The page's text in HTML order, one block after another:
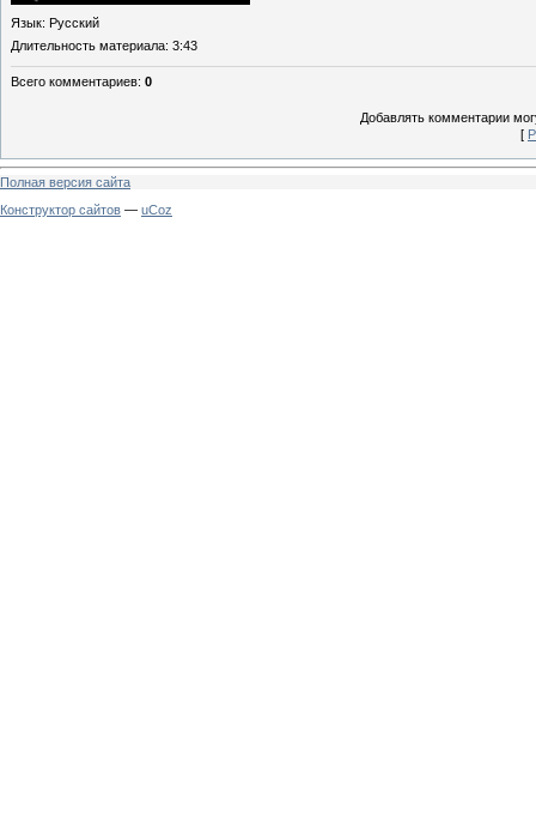
Язык: Русский
Длительность материала: 3:43
Всего комментариев: 0
Добавлять комментарии
[
Полная версия сайта
Конструктор сайтов — uCoz